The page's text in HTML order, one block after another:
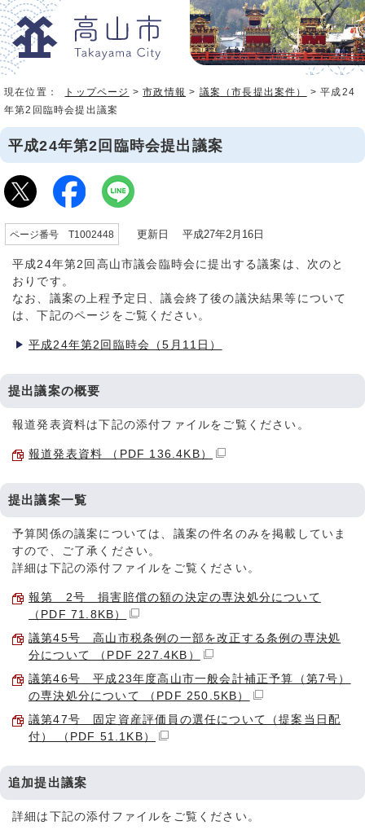
現在位置： トップページ >市政情報 > 議案（市長提出案件）
> 平成24
年第2回臨時会提出議案
平成24年第2回臨時会提出議案
ページ番号 T1002448 更新日 平成27年2月16日
平成24年第2回高山市議会臨時会に提出する議案は、次のと
おりです。
なお、議案の上程予定日、議会終了後の議決結果等について
は、下記のページをご覧ください。
平成24年第2回臨時会（5月11日）
提出議案の概要
報道発表資料は下記の添付ファイルをご覧ください。
報道発表資料 （PDF 136.4KB）
提出議案一覧
予算関係の議案については、議案の件名のみを掲載していま
すので、ご了承ください。
詳細は下記の添付ファイルをご覧ください。
報第 2号 損害賠償の額の決定の専決処分について
（PDF 71.8KB）
議第45号 高山市税条例の一部を改正する条例の専決処
分について （PDF 227.4KB）
議第46号 平成23年度高山市一般会計補正予算（第7号）
の専決処分について （PDF 250.5KB）
議第47号 固定資産評価員の選任について（提案当日配
付） （PDF 51.1KB）
追加提出議案
詳細は下記の添付ファイルをご覧ください。